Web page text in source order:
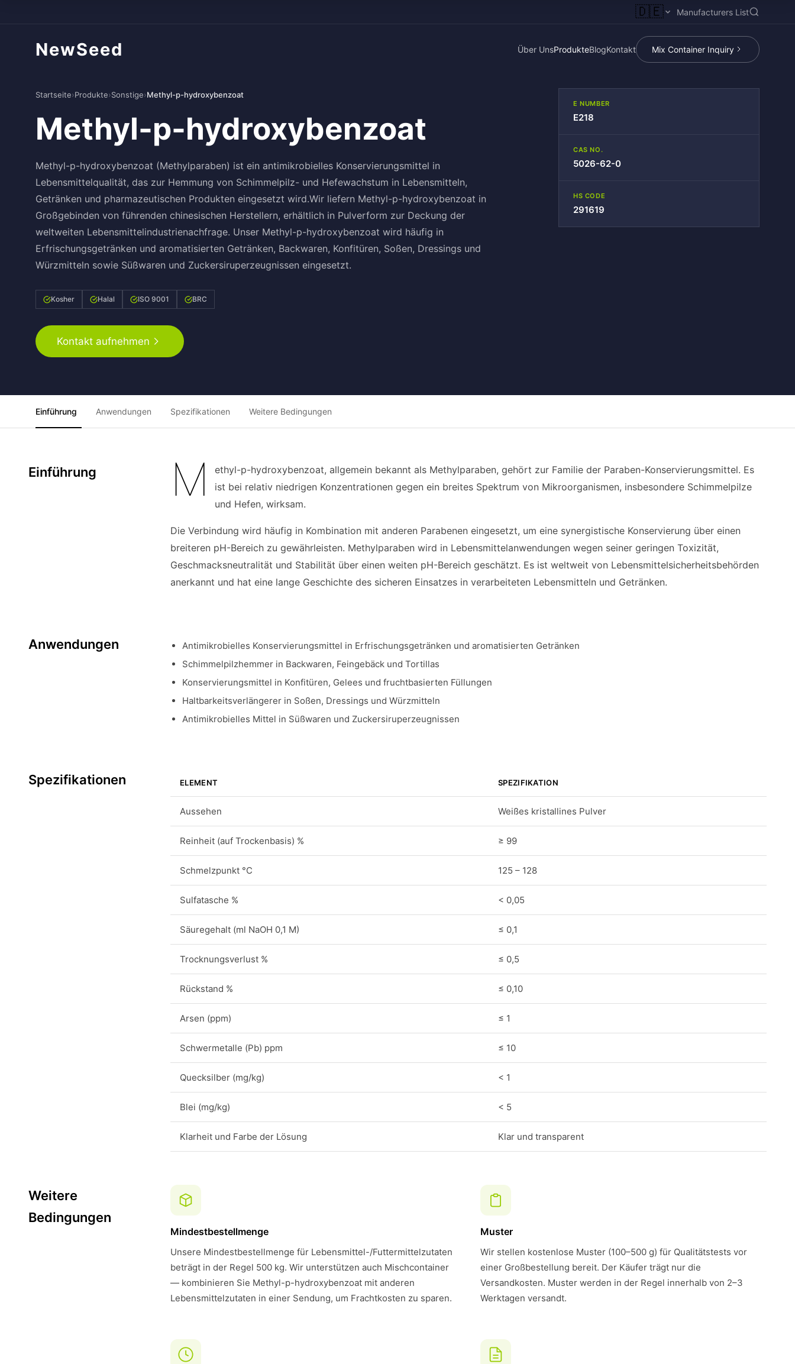
🇩🇪 Manufacturers List
NewSeed Über UnsProdukteBlogKontakt Mix Container Inquiry
Startseite›Produkte›Sonstige›Methyl-p-hydroxybenzoat
Methyl-p-hydroxybenzoat
Methyl-p-hydroxybenzoat (Methylparaben) ist ein antimikrobielles Konservierungsmittel in
Lebensmittelqualität, das zur Hemmung von Schimmelpilz- und Hefewachstum in Lebensmitteln,
Getränken und pharmazeutischen Produkten eingesetzt wird.Wir liefern Methyl-p-hydroxybenzoat in
Großgebinden von führenden chinesischen Herstellern, erhältlich in Pulverform zur Deckung der
weltweiten Lebensmittelindustrienachfrage. Unser Methyl-p-hydroxybenzoat wird häufig in
Erfrischungsgetränken und aromatisierten Getränken, Backwaren, Konfitüren, Soßen, Dressings und
Würzmitteln sowie Süßwaren und Zuckersiruperzeugnissen eingesetzt.
Kosher Halal ISO 9001 BRC
Kontakt aufnehmen
E NUMBER
E218
CAS NO.
5026-62-0
HS CODE
291619
Einführung Anwendungen Spezifikationen Weitere Bedingungen
Einführung M
ethyl-p-hydroxybenzoat, allgemein bekannt als Methylparaben, gehört zur Familie der Paraben-Konservierungsmittel. Es
ist bei relativ niedrigen Konzentrationen gegen ein breites Spektrum von Mikroorganismen, insbesondere Schimmelpilze
und Hefen, wirksam.
Die Verbindung wird häufig in Kombination mit anderen Parabenen eingesetzt, um eine synergistische Konservierung über einen
breiteren pH-Bereich zu gewährleisten. Methylparaben wird in Lebensmittelanwendungen wegen seiner geringen Toxizität,
Geschmacksneutralität und Stabilität über einen weiten pH-Bereich geschätzt. Es ist weltweit von Lebensmittelsicherheitsbehörden
anerkannt und hat eine lange Geschichte des sicheren Einsatzes in verarbeiteten Lebensmitteln und Getränken.
Anwendungen
Antimikrobielles Konservierungsmittel in Erfrischungsgetränken und aromatisierten Getränken
Schimmelpilzhemmer in Backwaren, Feingebäck und Tortillas
Konservierungsmittel in Konfitüren, Gelees und fruchtbasierten Füllungen
Haltbarkeitsverlängerer in Soßen, Dressings und Würzmitteln
Antimikrobielles Mittel in Süßwaren und Zuckersiruperzeugnissen
Spezifikationen ELEMENT SPEZIFIKATION
Aussehen Weißes kristallines Pulver
Reinheit (auf Trockenbasis) % ≥ 99
Schmelzpunkt °C 125 – 128
Sulfatasche % < 0,05
Säuregehalt (ml NaOH 0,1 M) ≤ 0,1
Trocknungsverlust % ≤ 0,5
Rückstand % ≤ 0,10
Arsen (ppm) ≤ 1
Schwermetalle (Pb) ppm ≤ 10
Quecksilber (mg/kg) < 1
Blei (mg/kg) < 5
Klarheit und Farbe der Lösung Klar und transparent
Weitere
Bedingungen
Mindestbestellmenge
Unsere Mindestbestellmenge für Lebensmittel-/Futtermittelzutaten
beträgt in der Regel 500 kg. Wir unterstützen auch Mischcontainer
— kombinieren Sie Methyl-p-hydroxybenzoat mit anderen
Lebensmittelzutaten in einer Sendung, um Frachtkosten zu sparen.
Muster
Wir stellen kostenlose Muster (100–500 g) für Qualitätstests vor
einer Großbestellung bereit. Der Käufer trägt nur die
Versandkosten. Muster werden in der Regel innerhalb von 2–3
Werktagen versandt.